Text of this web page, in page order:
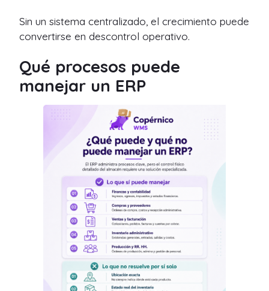
Sin un sistema centralizado, el crecimiento puede
convertirse en descontrol operativo.
Qué procesos puede
manejar un ERP